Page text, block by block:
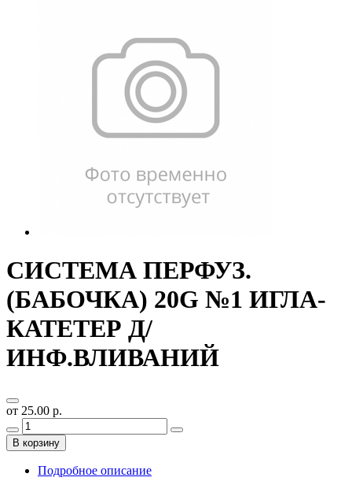
СИСТЕМА ПЕРФУЗ.
(БАБОЧКА) 20G №1 ИГЛА-
КАТЕТЕР Д/
ИНФ.ВЛИВАНИЙ
от 25.00 р.
В корзину
Подробное описание